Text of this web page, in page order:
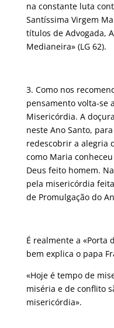
na constante luta
Santíssima Virgem
títulos de Advogada,
Medianeira» (LG 62).
3. Como nos
pensamento volta-se
Misericórdia. A
neste Ano Santo,
redescobrir a alegria
como Maria
Deus feito homem.
pela misericórdia
de Promulgação do
É realmente a «Porta
bem explica o papa
«Hoje é tempo de
miséria e de conflito
misericórdia».